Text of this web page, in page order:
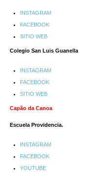
INSTAGRAM
FACEBOOK
SITIO WEB
Colegio San Luis Guanella
INSTAGRAM
FACEBOOK
SITIO WEB
Capão da Canoa
Escuela Providencia.
INSTAGRAM
FACEBOOK
YOUTUBE